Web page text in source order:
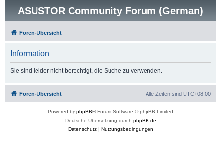
ASUSTOR Community Forum (German)
Foren-Übersicht
Information
Sie sind leider nicht berechtigt, die Suche zu verwenden.
Foren-Übersicht Alle Zeiten sind UTC+08:00
Powered by phpBB® Forum Software © phpBB Limited
Deutsche Übersetzung durch phpBB.de
Datenschutz| Nutzungsbedingungen